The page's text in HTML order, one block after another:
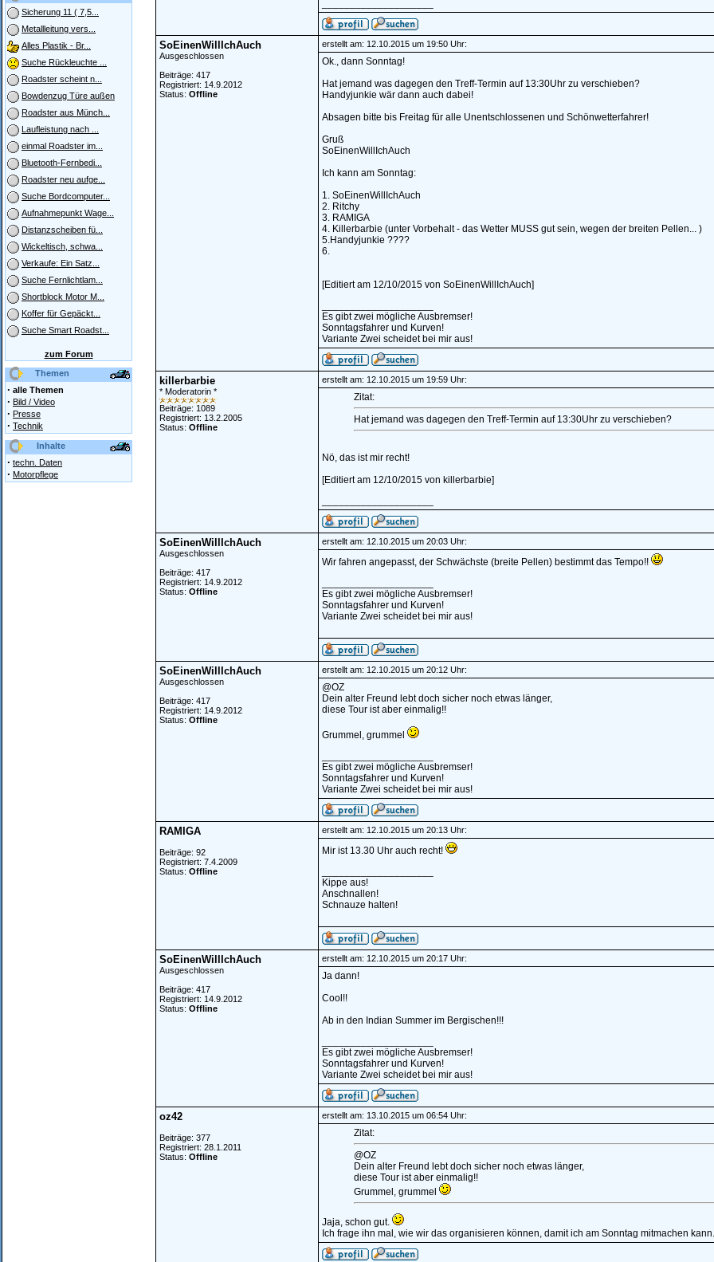
Sicherung 11 ( 7,5...
Metallleitung vers...
Alles Plastik - Br...
Suche Rückleuchte ...
Roadster scheint n...
Bowdenzug Türe außen
Roadster aus Münch...
Laufleistung nach ...
einmal Roadster im...
Bluetooth-Fernbedi...
Roadster neu aufge...
Suche Bordcomputer...
Aufnahmepunkt Wage...
Distanzscheiben fü...
Wickeltisch, schwa...
Verkaufe: Ein Satz...
Suche Fernlichtlam...
Shortblock Motor M...
Koffer für Gepäckt...
Suche Smart Roadst...
zum Forum
Themen
· alle Themen
· Bild / Video
· Presse
· Technik
Inhalte
· techn. Daten
· Motorpflege
SoEinenWillIchAuch
Ausgeschlossen
Beiträge: 417
Registriert: 14.9.2012
Status: Offline
erstellt am: 12.10.2015 um 19:50 Uhr:
Ok., dann Sonntag!
Hat jemand was dagegen den Treff-Termin auf 13:30Uhr zu verschieben?
Handyjunkie wär dann auch dabei!
Absagen bitte bis Freitag für alle Unentschlossenen und Schönwetterfahrer!
Gruß
SoEinenWillIchAuch
Ich kann am Sonntag:
1. SoEinenWillIchAuch
2. Ritchy
3. RAMIGA
4. Killerbarbie (unter Vorbehalt - das Wetter MUSS gut sein, wegen der breiten Pellen... )
5.Handyjunkie ????
6.
[Editiert am 12/10/2015 von SoEinenWillIchAuch]
Es gibt zwei mögliche Ausbremser!
Sonntagsfahrer und Kurven!
Variante Zwei scheidet bei mir aus!
killerbarbie
* Moderatorin *
Beiträge: 1089
Registriert: 13.2.2005
Status: Offline
erstellt am: 12.10.2015 um 19:59 Uhr:
Zitat:
Hat jemand was dagegen den Treff-Termin auf 13:30Uhr zu verschieben?
Nö, das ist mir recht!
[Editiert am 12/10/2015 von killerbarbie]
SoEinenWillIchAuch
Ausgeschlossen
Beiträge: 417
Registriert: 14.9.2012
Status: Offline
erstellt am: 12.10.2015 um 20:03 Uhr:
Wir fahren angepasst, der Schwächste (breite Pellen) bestimmt das Tempo!!
Es gibt zwei mögliche Ausbremser!
Sonntagsfahrer und Kurven!
Variante Zwei scheidet bei mir aus!
SoEinenWillIchAuch
Ausgeschlossen
Beiträge: 417
Registriert: 14.9.2012
Status: Offline
erstellt am: 12.10.2015 um 20:12 Uhr:
@OZ
Dein alter Freund lebt doch sicher noch etwas länger,
diese Tour ist aber einmalig!!
Grummel, grummel
Es gibt zwei mögliche Ausbremser!
Sonntagsfahrer und Kurven!
Variante Zwei scheidet bei mir aus!
RAMIGA
Beiträge: 92
Registriert: 7.4.2009
Status: Offline
erstellt am: 12.10.2015 um 20:13 Uhr:
Mir ist 13.30 Uhr auch recht!
Kippe aus!
Anschnallen!
Schnauze halten!
SoEinenWillIchAuch
Ausgeschlossen
Beiträge: 417
Registriert: 14.9.2012
Status: Offline
erstellt am: 12.10.2015 um 20:17 Uhr:
Ja dann!
Cool!!
Ab in den Indian Summer im Bergischen!!!
Es gibt zwei mögliche Ausbremser!
Sonntagsfahrer und Kurven!
Variante Zwei scheidet bei mir aus!
oz42
Beiträge: 377
Registriert: 28.1.2011
Status: Offline
erstellt am: 13.10.2015 um 06:54 Uhr:
Zitat:
@OZ
Dein alter Freund lebt doch sicher noch etwas länger,
diese Tour ist aber einmalig!!
Grummel, grummel
Jaja, schon gut.
Ich frage ihn mal, wie wir das organisieren können, damit ich am Sonntag mitmachen kann.